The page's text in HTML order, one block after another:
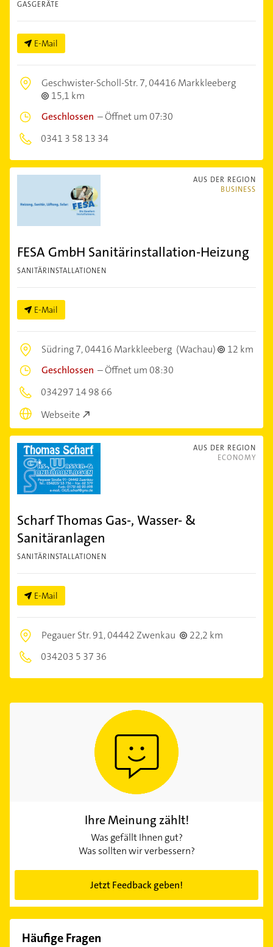
GASGERÄTE
E-Mail
Geschwister-Scholl-Str. 7,04416 Markkleeberg
15,1 km
Geschlossen –Öffnet um 07:30
0341 3 58 13 34
AUS DER REGION
BUSINESS
FESA GmbH Sanitärinstallation-Heizung
SANITÄRINSTALLATIONEN
E-Mail
Südring 7,04416 Markkleeberg (Wachau)
12 km
Geschlossen –Öffnet um 08:30
034297 14 98 66
Webseite
AUS DER REGION
ECONOMY
Scharf Thomas Gas-, Wasser- &
Sanitäranlagen
SANITÄRINSTALLATIONEN
E-Mail
Pegauer Str. 91,04442 Zwenkau
22,2 km
034203 5 37 36
Ihre Meinung zählt!
Was gefällt Ihnen gut?
Was sollten wir verbessern?
Jetzt Feedback geben!
Häufige Fragen